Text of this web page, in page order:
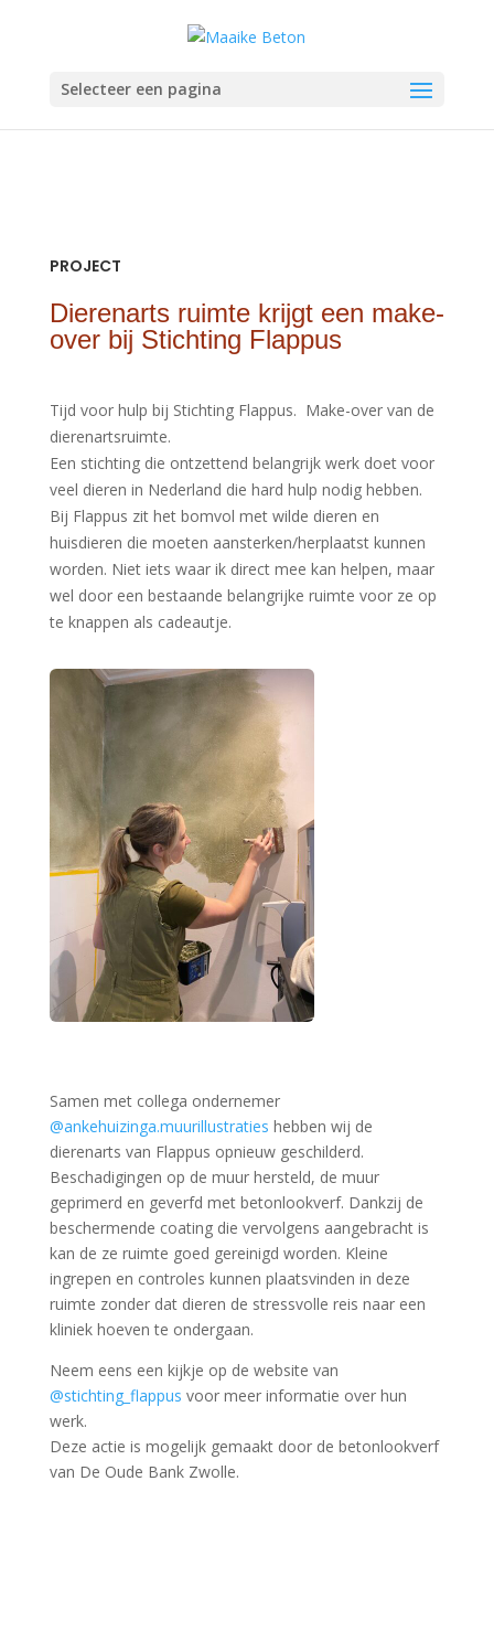
Selecteer een pagina
PROJECT
Dierenarts ruimte krijgt een make-
over bij Stichting Flappus
Tijd voor hulp bij Stichting Flappus. Make-over van de
dierenartsruimte.
Een stichting die ontzettend belangrijk werk doet voor
veel dieren in Nederland die hard hulp nodig hebben.
Bij Flappus zit het bomvol met wilde dieren en
huisdieren die moeten aansterken/herplaatst kunnen
worden. Niet iets waar ik direct mee kan helpen, maar
wel door een bestaande belangrijke ruimte voor ze op
te knappen als cadeautje.
Samen met collega ondernemer
@ankehuizinga.muurillustraties hebben wij de
dierenarts van Flappus opnieuw geschilderd.
Beschadigingen op de muur hersteld, de muur
geprimerd en geverfd met betonlookverf. Dankzij de
beschermende coating die vervolgens aangebracht is
kan de ze ruimte goed gereinigd worden. Kleine
ingrepen en controles kunnen plaatsvinden in deze
ruimte zonder dat dieren de stressvolle reis naar een
kliniek hoeven te ondergaan.
Neem eens een kijkje op de website van
@stichting_flappus voor meer informatie over hun
werk.
Deze actie is mogelijk gemaakt door de betonlookverf
van De Oude Bank Zwolle.